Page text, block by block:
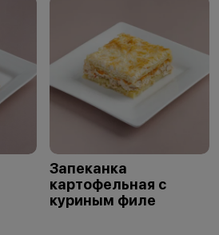
Запеканка
картофельная с
куриным филе